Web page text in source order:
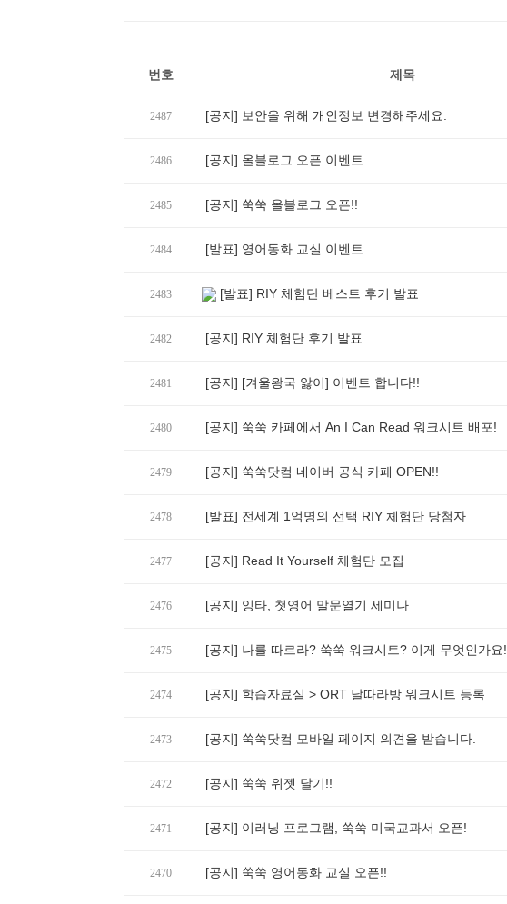
번호 제목
2487 [공지] 보안을 위해 개인정보 변경해주세요.
2486 [공지] 올블로그 오픈 이벤트
2485 [공지] 쑥쑥 올블로그 오픈!!
2484 [발표] 영어동화 교실 이벤트
2483 [발표] RIY 체험단 베스트 후기 발표
2482 [공지] RIY 체험단 후기 발표
2481 [공지] [겨울왕국 앓이] 이벤트 합니다!!
2480 [공지] 쑥쑥 카페에서 An I Can Read 워크시트 배포!
2479 [공지] 쑥쑥닷컴 네이버 공식 카페 OPEN!!
2478 [발표] 전세계 1억명의 선택 RIY 체험단 당첨자
2477 [공지] Read It Yourself 체험단 모집
2476 [공지] 잉타, 첫영어 말문열기 세미나
2475 [공지] 나를 따르라? 쑥쑥 워크시트? 이게 무엇인가요!
2474 [공지] 학습자료실 > ORT 날따라방 워크시트 등록
2473 [공지] 쑥쑥닷컴 모바일 페이지 의견을 받습니다.
2472 [공지] 쑥쑥 위젯 달기!!
2471 [공지] 이러닝 프로그램, 쑥쑥 미국교과서 오픈!
2470 [공지] 쑥쑥 영어동화 교실 오픈!!